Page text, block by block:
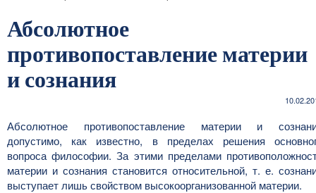
Абсолютное
противопоставление материи
и сознания
Абсолютное противопоставление материи и
допустимо, как известно, в пределах решения
вопроса философии. За этими пределами
материи и сознания становится относительной, т. е.
выступает лишь свойством высокоорганизованной материи.